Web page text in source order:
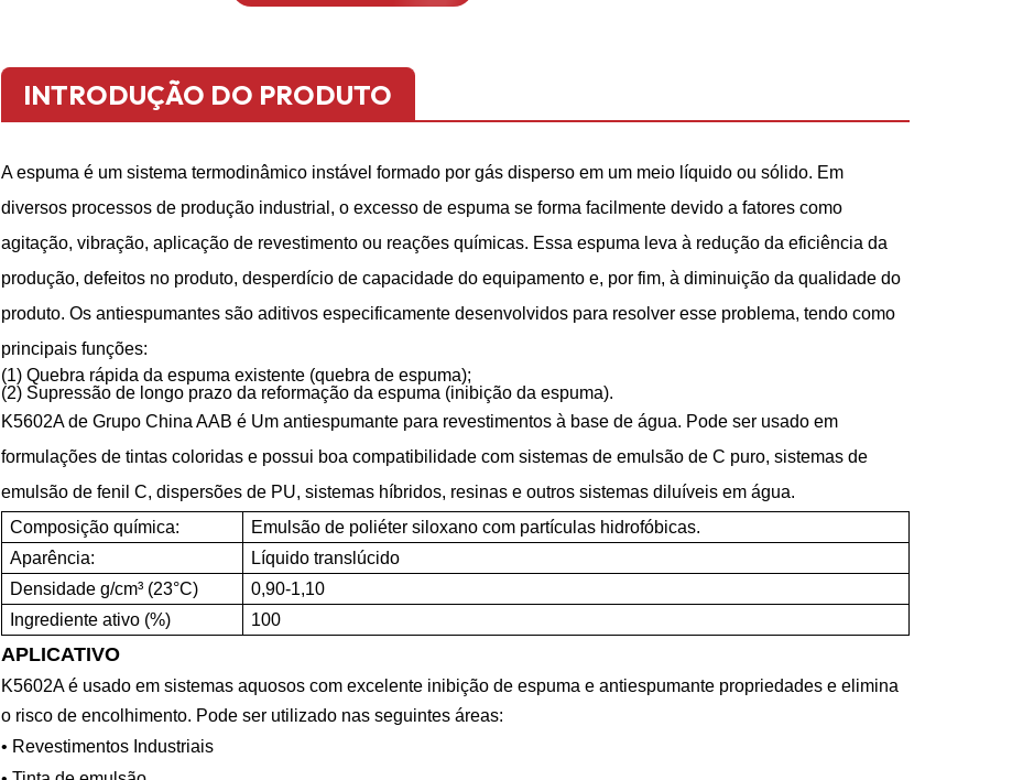
INTRODUÇÃO DO PRODUTO
A espuma é um sistema termodinâmico instável formado por gás disperso em um meio líquido ou sólido. Em
diversos processos de produção industrial, o excesso de espuma se forma facilmente devido a fatores como
agitação, vibração, aplicação de revestimento ou reações químicas. Essa espuma leva à redução da eficiência da
produção, defeitos no produto, desperdício de capacidade do equipamento e, por fim, à diminuição da qualidade do
produto. Os antiespumantes são aditivos especificamente desenvolvidos para resolver esse problema, tendo como
principais funções:
(1) Quebra rápida da espuma existente (quebra de espuma);
(2) Supressão de longo prazo da reformação da espuma (inibição da espuma).
K5602A de Grupo China AAB é Um antiespumante para revestimentos à base de água. Pode ser usado em
formulações de tintas coloridas e possui boa compatibilidade com sistemas de emulsão de C puro, sistemas de
emulsão de fenil C, dispersões de PU, sistemas híbridos, resinas e outros sistemas diluíveis em água.
Composição química:
Emulsão de poliéter siloxano com partículas hidrofóbicas.
Aparência:
Líquido translúcido
Densidade g/cm³ (23°C)
0,90-1,10
Ingrediente ativo (%)
100
APLICATIVO
K5602A é usado em sistemas aquosos com excelente inibição de espuma e antiespumante propriedades e elimina
o risco de encolhimento. Pode ser utilizado nas seguintes áreas:
• Revestimentos Industriais